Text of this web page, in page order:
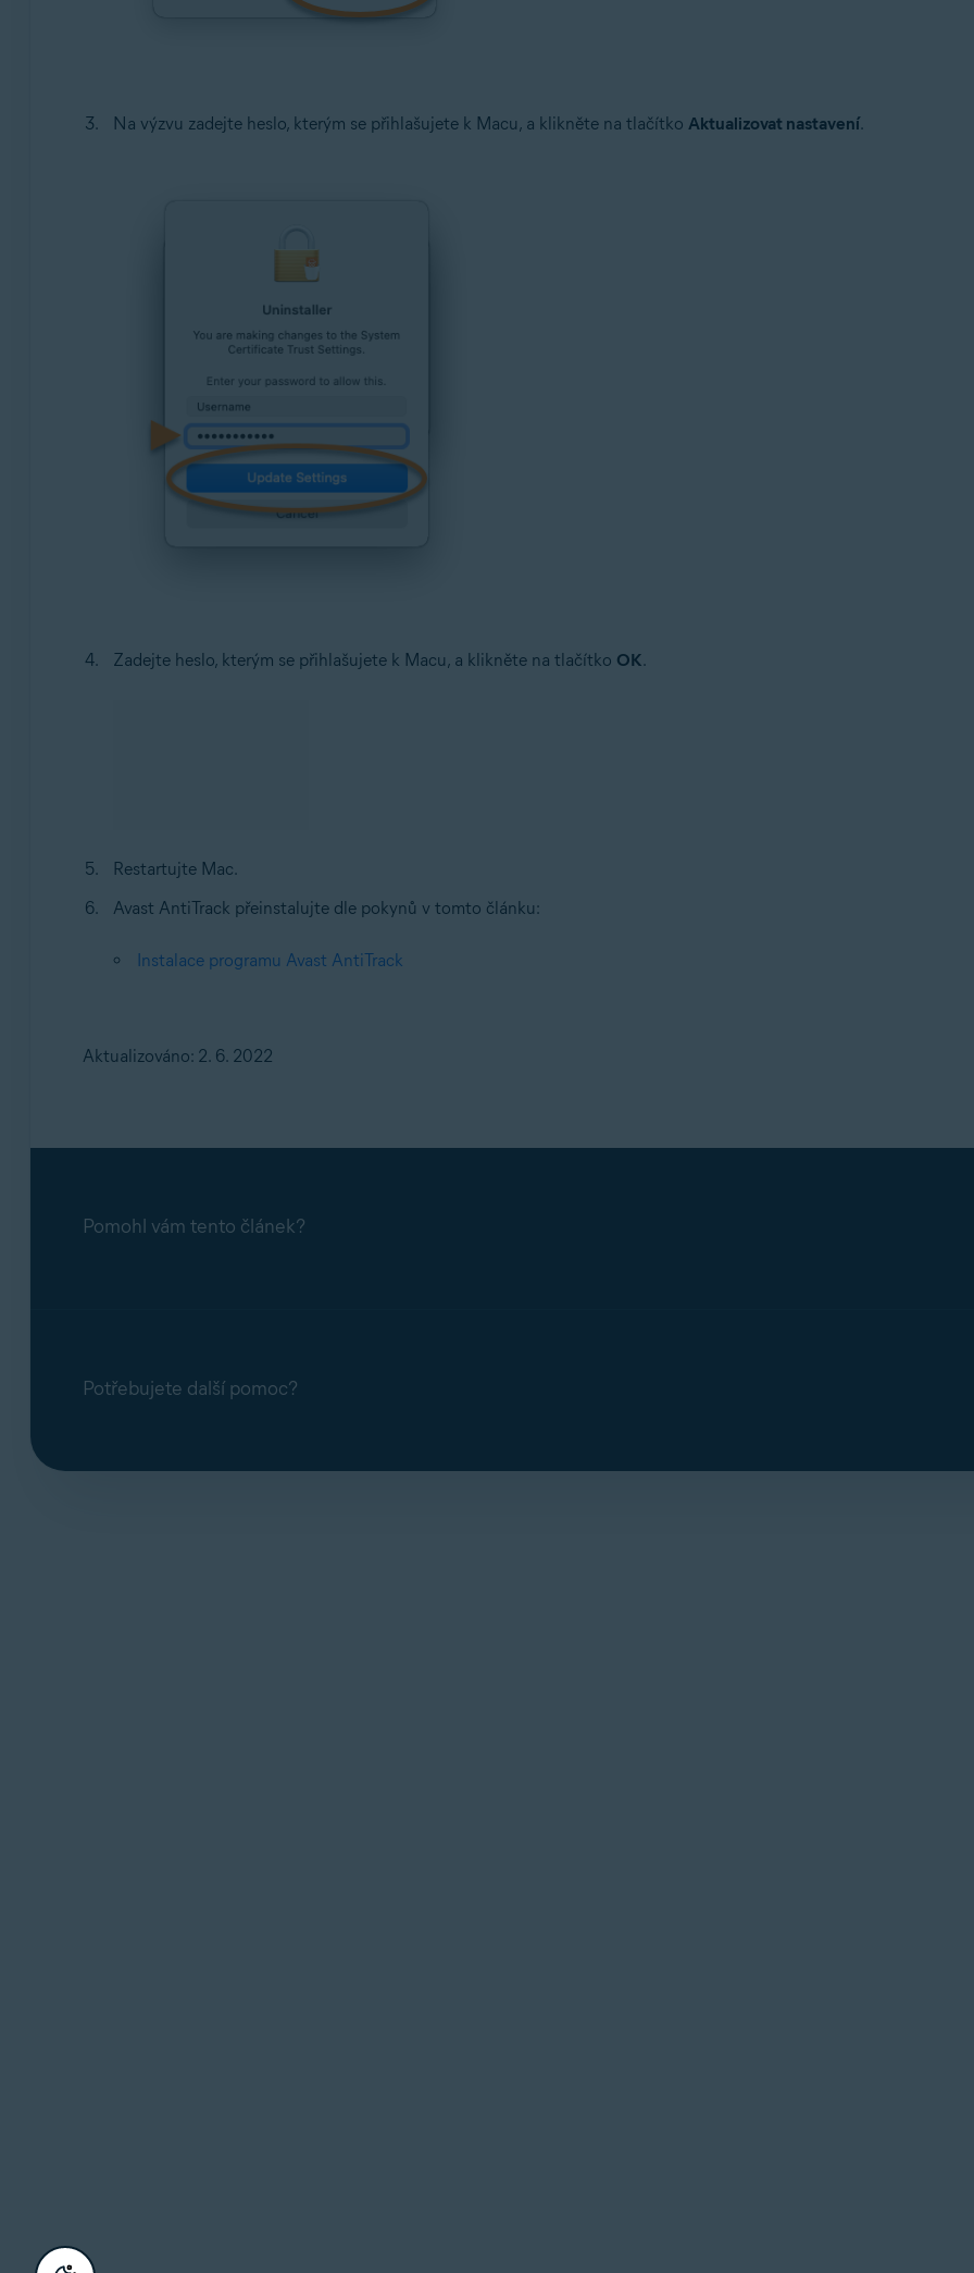
Na výzvu zadejte heslo, kterým se přihlašujete k Macu, a klikněte na tlačítko Aktualizovat nastavení.
Zadejte heslo, kterým se přihlašujete k Macu, a klikněte na tlačítko OK.
Restartujte Mac.
Avast AntiTrack přeinstalujte dle pokynů v tomto článku:
Instalace programu Avast AntiTrack
Aktualizováno: 2. 6. 2022
Pomohl vám tento článek?
Potřebujete další pomoc?